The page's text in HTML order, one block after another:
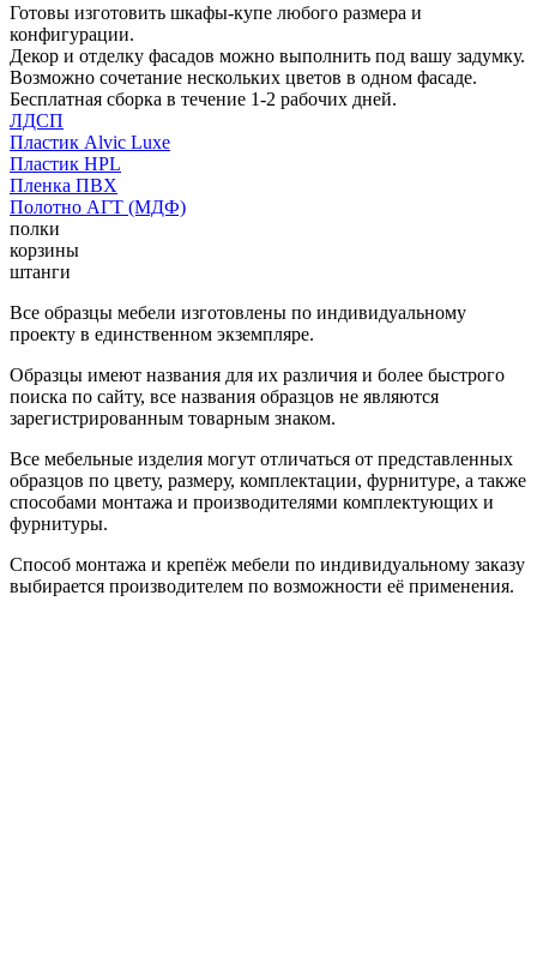
Готовы изготовить шкафы-купе любого размера и
конфигурации.
Декор и отделку фасадов можно выполнить под вашу задумку.
Возможно сочетание нескольких цветов в одном фасаде.
Бесплатная сборка в течение 1-2 рабочих дней.
ЛДСП
Пластик Alvic Luxe
Пластик HPL
Пленка ПВХ
Полотно АГТ (МДФ)
полки
корзины
штанги
Все образцы мебели изготовлены по индивидуальному
проекту в единственном экземпляре.
Образцы имеют названия для их различия и более быстрого
поиска по сайту, все названия образцов не являются
зарегистрированным товарным знаком.
Все мебельные изделия могут отличаться от представленных
образцов по цвету, размеру, комплектации, фурнитуре, а также
способами монтажа и производителями комплектующих и
фурнитуры.
Способ монтажа и крепёж мебели по индивидуальному заказу
выбирается производителем по возможности её применения.